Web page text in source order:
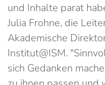
und Inhalte parat
Julia Frohne, die
Akademische
Institut@ISM.
sich Gedanken